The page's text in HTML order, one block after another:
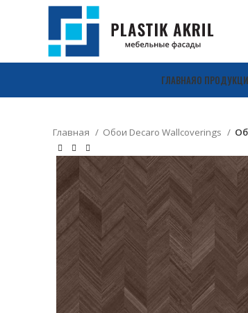
ГЛАВНАЯО
Главная Обои Decaro Wallcoverings